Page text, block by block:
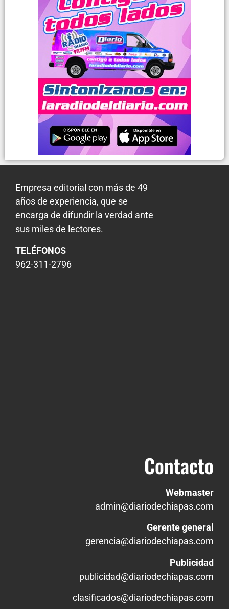
Empresa editorial con más de 49
años de experiencia, que se
encarga de difundir la verdad ante
sus miles de lectores.
TELÉFONOS
962-311-2796
Contacto
Webmaster
admin@diariodechiapas.com
Gerente general
gerencia@diariodechiapas.com
Publicidad
publicidad@diariodechiapas.com
clasificados@diariodechiapas.com